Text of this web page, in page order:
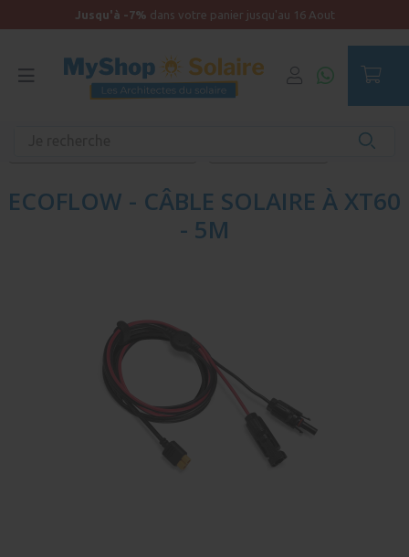
Jusqu'à -7% dans votre panier jusqu'au 16 Aout
ECOFLOW - CÂBLE SOLAIRE À XT60
- 5M